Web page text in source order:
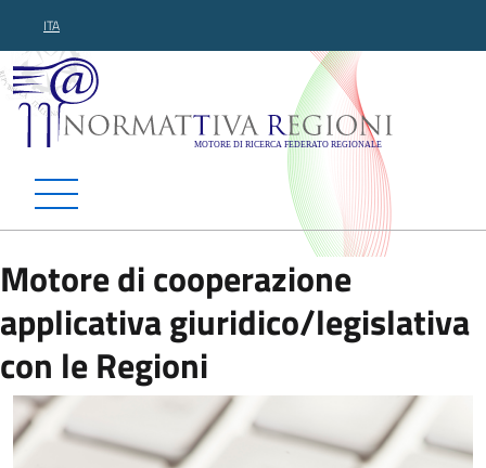
ITA
Normattiva Regioni -
Motore di cooperazione
applicativa giuridico/legislativa
con le Regioni